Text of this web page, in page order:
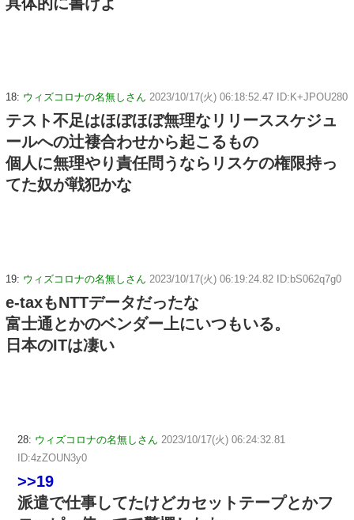
18: ウィズコロナの名無しさん 2023/10/17(火) 06:18:52.47 ID:K+JPOU280
テスト不足はほぼほぼ無理なリリーススケジュ
ールへの辻褄合わせから起こるもの
個人に無理やり責任問うならリスケの権限持っ
てた奴が戦犯かな
19: ウィズコロナの名無しさん 2023/10/17(火) 06:19:24.82 ID:bS062q7g0
e-taxもNTTデータだったな
富士通とかのベンダー上にいつもいる。
日本のITは凄い
28: ウィズコロナの名無しさん 2023/10/17(火) 06:24:32.81
ID:4zZOUN3y0
>>19
派遣で仕事してたけどカセットテープとかフ